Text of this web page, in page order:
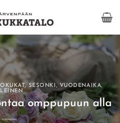
, SESONKI , VUODENAIKA,
omppupuun alla